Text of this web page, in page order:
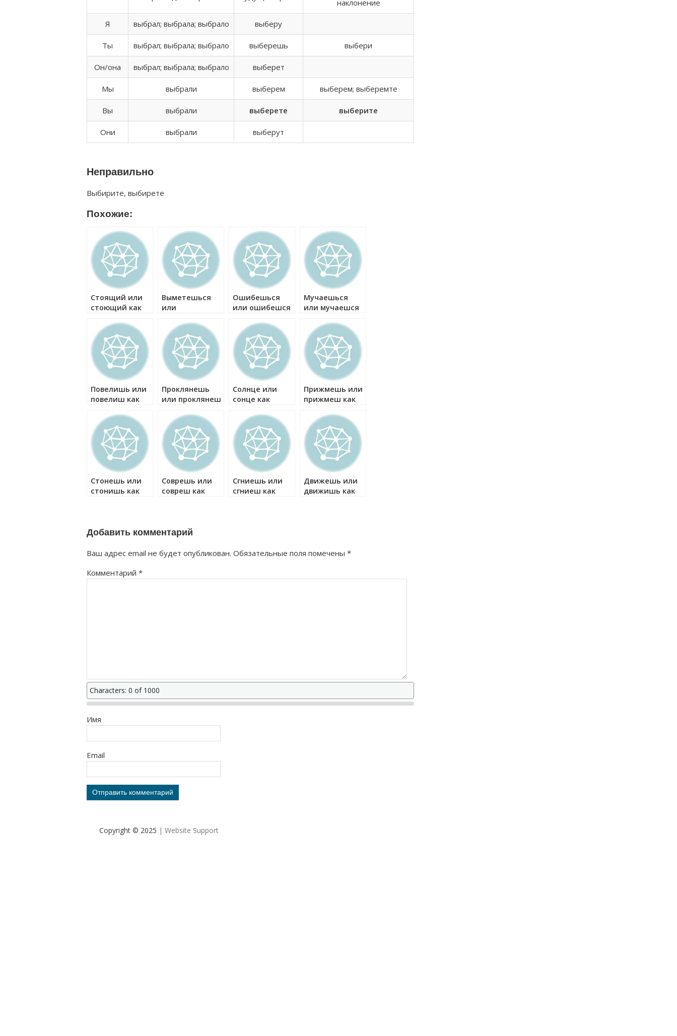
наклонение
Я выбрал; выбрала; выбрало выберу
Ты выбрал; выбрала; выбрало выберешь выбери
Он/она выбрал; выбрала; выбрало выберет
Мы выбрали выберем выберем; выберемте
Вы выбрали выберете выберите
Они выбрали выберут
Неправильно
Выбирите, выбирете
Похожие:
Стоящий или
стоющий как
Выметешься
или
правильно?
Ошибешься
или ошибешся
Мучаешься
или мучаешся
Повелишь или
повелиш как
Проклянешь
или проклянеш
Солнце или
сонце как
Прижмешь или
прижмеш как
Стонешь или
стонишь как
Соврешь или
совреш как
Сгниешь или
сгниеш как
Движешь или
движишь как
Добавить комментарий
Ваш адрес email не будет опубликован. Обязательные поля помечены *
Комментарий *
Characters: 0 of 1000
Имя
Email
Copyright © 2025 | Website Support